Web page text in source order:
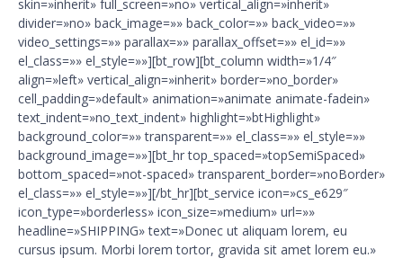
skin=»inherit» full_screen=»no» vertical_align=»inherit»
divider=»no» back_image=»» back_color=»» back_video=»»
video_settings=»» parallax=»» parallax_offset=»» el_id=»»
el_class=»» el_style=»»][bt_row][bt_column width=»1/4″
align=»left» vertical_align=»inherit» border=»no_border»
cell_padding=»default» animation=»animate animate-fadein»
text_indent=»no_text_indent» highlight=»btHighlight»
background_color=»» transparent=»» el_class=»» el_style=»»
background_image=»»][bt_hr top_spaced=»topSemiSpaced»
bottom_spaced=»not-spaced» transparent_border=»noBorder»
el_class=»» el_style=»»][/bt_hr][bt_service icon=»cs_e629″
icon_type=»borderless» icon_size=»medium» url=»»
headline=»SHIPPING» text=»Donec ut aliquam lorem, eu
cursus ipsum. Morbi lorem tortor, gravida sit amet lorem eu.»